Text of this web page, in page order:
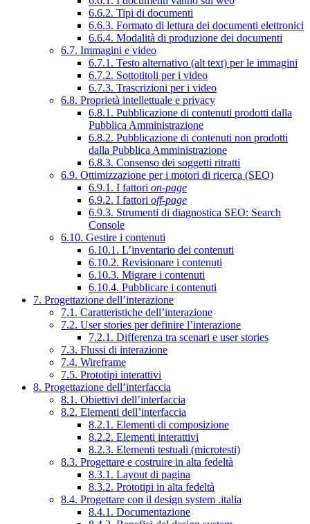
6.6.2. Tipi di documenti
6.6.3. Formato di lettura dei documenti elettronici
6.6.4. Modalità di produzione dei documenti
6.7. Immagini e video
6.7.1. Testo alternativo (alt text) per le immagini
6.7.2. Sottotitoli per i video
6.7.3. Trascrizioni per i video
6.8. Proprietà intellettuale e privacy
6.8.1. Pubblicazione di contenuti prodotti dalla
Pubblica Amministrazione
6.8.2. Pubblicazione di contenuti non prodotti
dalla Pubblica Amministrazione
6.8.3. Consenso dei soggetti ritratti
6.9. Ottimizzazione per i motori di ricerca (SEO)
6.9.1. I fattori on-page
6.9.2. I fattori off-page
6.9.3. Strumenti di diagnostica SEO: Search
Console
6.10. Gestire i contenuti
6.10.1. L’inventario dei contenuti
6.10.2. Revisionare i contenuti
6.10.3. Migrare i contenuti
6.10.4. Pubblicare i contenuti
7. Progettazione dell’interazione
7.1. Caratteristiche dell’interazione
7.2. User stories per definire l’interazione
7.2.1. Differenza tra scenari e user stories
7.3. Flussi di interazione
7.4. Wireframe
7.5. Prototipi interattivi
8. Progettazione dell’interfaccia
8.1. Obiettivi dell’interfaccia
8.2. Elementi dell’interfaccia
8.2.1. Elementi di composizione
8.2.2. Elementi interattivi
8.2.3. Elementi testuali (microtesti)
8.3. Progettare e costruire in alta fedeltà
8.3.1. Layout di pagina
8.3.2. Prototipi in alta fedeltà
8.4. Progettare con il design system .italia
8.4.1. Documentazione